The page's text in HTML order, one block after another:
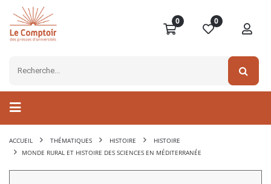
0 0
ACCUEIL THÉMATIQUES HISTOIRE
HISTOIRE
MONDE RURAL ET HISTOIRE DES SCIENCES EN MÉDITERRANÉE